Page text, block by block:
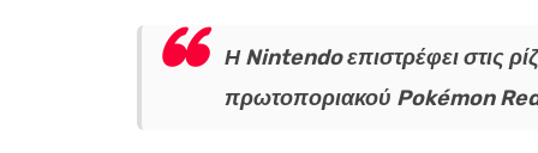
Η Nintendo επιστρέφει στις
πρωτοποριακού Pokémon